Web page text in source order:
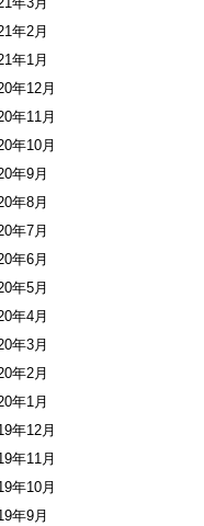
年2月
年1月
年12月
年11月
年10月
年9月
年8月
年7月
年6月
年5月
年4月
年3月
年2月
年1月
年12月
年11月
年10月
年9月